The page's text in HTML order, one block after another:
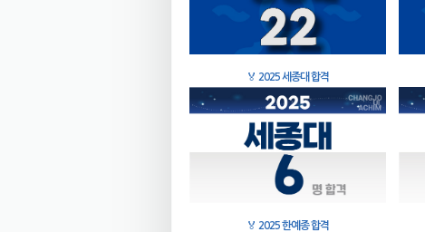
🏅 2025 세종대 합격
🏅 2025 한예종 합격